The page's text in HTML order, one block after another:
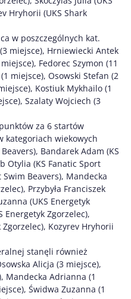
Hryhorii (UKS Shark
w poszczególnych kat.
miejsce), Hrniewiecki Antek
Fedorec Szymon (11
miejsce), Osowski Stefan (2
Kostiuk Mykhailo (1
Szalaty Wojciech (3
za 6 startów
kategoriach wiekowych
Bandarek Adam (KS
Otylia (KS Fanatic Sport
Swim Beavers), Mandecka
Przybyła Franciszek
(UKS Energetyk
Energetyk Zgorzelec),
Zgorzelec), Kozyrev Hryhorii
stanęli również
Alicja (3 miejsce),
Mandecka Adrianna (1
Świdwa Zuzanna (1